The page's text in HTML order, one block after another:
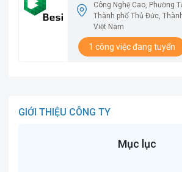
Công Nghệ Cao, Phường
Thành phố Thủ Đức,
Việt Nam
1 công việc đang tuyển
GIỚI THIỆU CÔNG TY
Mục lục